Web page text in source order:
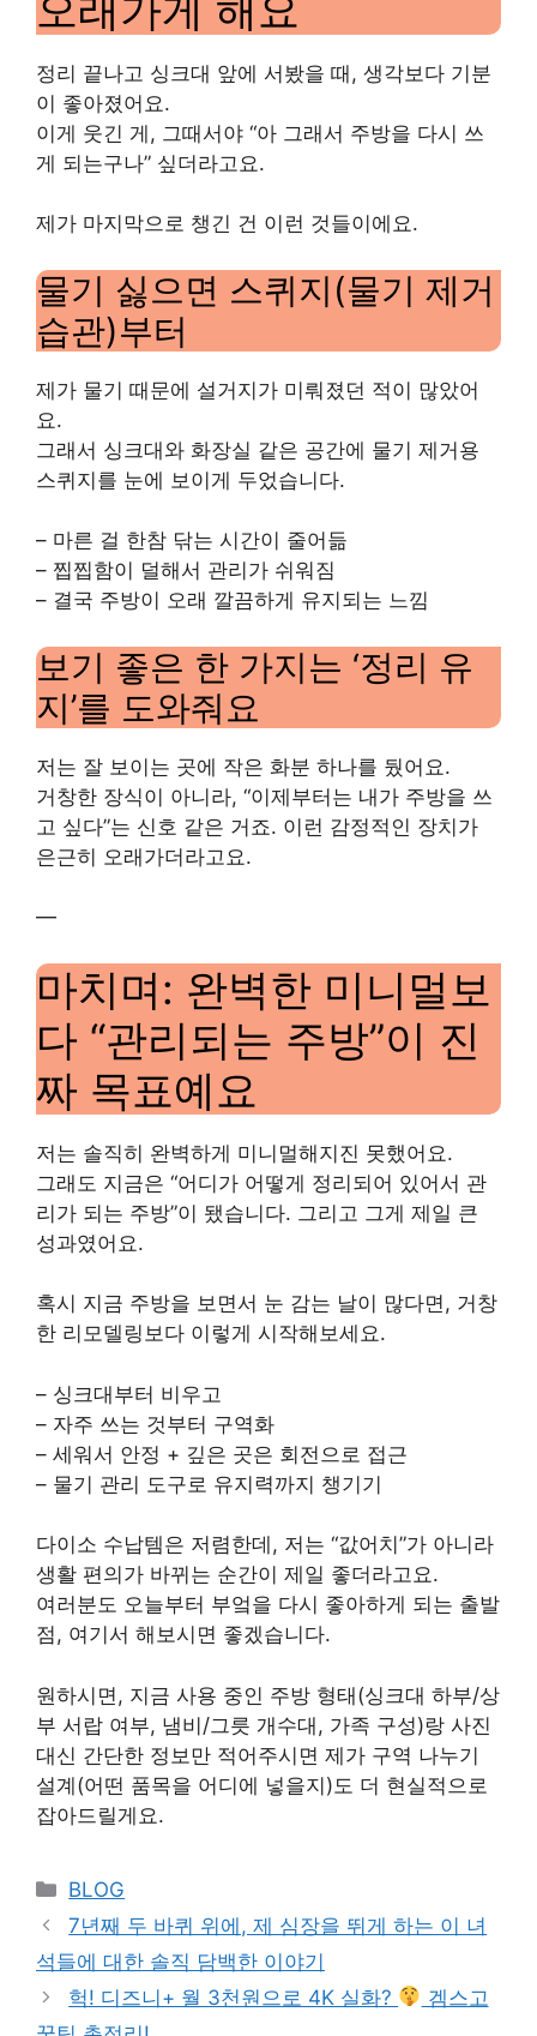
정리 끝나고 싱크대 앞에 서봤을 때, 생각보다 기분
이 좋아졌어요.
이게 웃긴 게, 그때서야 “아 그래서 주방을 다시 쓰
게 되는구나” 싶더라고요.
제가 마지막으로 챙긴 건 이런 것들이에요.
물기 싫으면 스퀴지(물기 제거
습관)부터
제가 물기 때문에 설거지가 미뤄졌던 적이 많았어
요.
그래서 싱크대와 화장실 같은 공간에 물기 제거용
스퀴지를 눈에 보이게 두었습니다.
– 마른 걸 한참 닦는 시간이 줄어듦
– 찝찝함이 덜해서 관리가 쉬워짐
– 결국 주방이 오래 깔끔하게 유지되는 느낌
보기 좋은 한 가지는 ‘정리 유
지’를 도와줘요
저는 잘 보이는 곳에 작은 화분 하나를 뒀어요.
거창한 장식이 아니라, “이제부터는 내가 주방을 쓰
고 싶다”는 신호 같은 거죠. 이런 감정적인 장치가
은근히 오래가더라고요.
—
마치며: 완벽한 미니멀보
다 “관리되는 주방”이 진
짜 목표예요
저는 솔직히 완벽하게 미니멀해지진 못했어요.
그래도 지금은 “어디가 어떻게 정리되어 있어서 관
리가 되는 주방”이 됐습니다. 그리고 그게 제일 큰
성과였어요.
혹시 지금 주방을 보면서 눈 감는 날이 많다면, 거창
한 리모델링보다 이렇게 시작해보세요.
– 싱크대부터 비우고
– 자주 쓰는 것부터 구역화
– 세워서 안정 + 깊은 곳은 회전으로 접근
– 물기 관리 도구로 유지력까지 챙기기
다이소 수납템은 저렴한데, 저는 “값어치”가 아니라
생활 편의가 바뀌는 순간이 제일 좋더라고요.
여러분도 오늘부터 부엌을 다시 좋아하게 되는 출발
점, 여기서 해보시면 좋겠습니다.
원하시면, 지금 사용 중인 주방 형태(싱크대 하부/상
부 서랍 여부, 냄비/그릇 개수대, 가족 구성)랑 사진
대신 간단한 정보만 적어주시면 제가 구역 나누기
설계(어떤 품목을 어디에 넣을지)도 더 현실적으로
잡아드릴게요.
Categories
BLOG
7년째 두 바퀴 위에, 제 심장을 뛰게 하는 이 녀
석들에 대한 솔직 담백한 이야기
헉! 디즈니+ 월 3천원으로 4K 실화?
겜스고